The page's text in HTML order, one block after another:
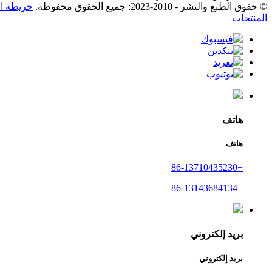
© حقوق الطبع والنشر - 2010-2023: جميع الحقوق محفوظة.
خريطة
المنتجات
هاتف
هاتف
+86-13710435230
+86-13143684134
بريد إلكتروني
بريد إلكتروني